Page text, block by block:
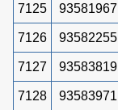
7125 93581967
7126 93582255
7127 93583819
7128 93583971